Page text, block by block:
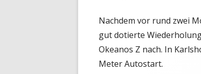
Nachdem vor rund zwei
gut dotierte
Okeanos Z nach. In
Meter Autostart.